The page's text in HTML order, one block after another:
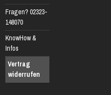
Fragen? 02323-
148070
KnowHow &
Infos
Vertrag
widerrufen